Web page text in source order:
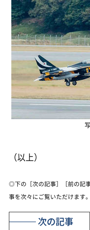
（以上）
◎下の［次の記事］［前の記
事を次々にご覧いただけます。
次の記事